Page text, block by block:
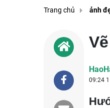
Trang chủ ảnh
09:24